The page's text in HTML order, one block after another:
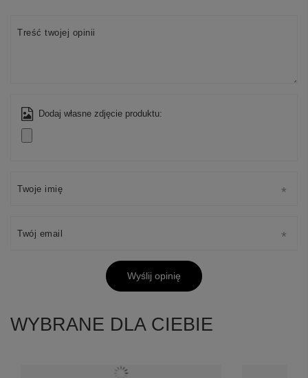
Treść twojej opinii
Dodaj własne zdjęcie produktu:
Twoje imię
Twój email
Wyślij opinię
WYBRANE DLA CIEBIE